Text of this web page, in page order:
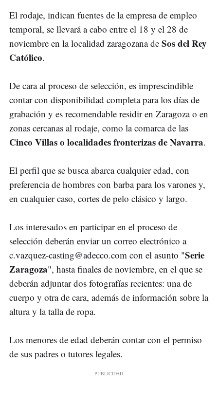
El rodaje, indican fuentes de la empresa de empleo
temporal, se llevará a cabo entre el 18 y el 28 de
noviembre en la localidad zaragozana de Sos del Rey
Católico.
De cara al proceso de selección, es imprescindible
contar con disponibilidad completa para los días de
grabación y es recomendable residir en Zaragoza o en
zonas cercanas al rodaje, como la comarca de las
Cinco Villas o localidades fronterizas de Navarra.
El perfil que se busca abarca cualquier edad, con
preferencia de hombres con barba para los varones y,
en cualquier caso, cortes de pelo clásico y largo.
Los interesados en participar en el proceso de
selección deberán enviar un correo electrónico a
c.vazquez-casting@adecco.com con el asunto "Serie
Zaragoza", hasta finales de noviembre, en el que se
deberán adjuntar dos fotografías recientes: una de
cuerpo y otra de cara, además de información sobre la
altura y la talla de ropa.
Los menores de edad deberán contar con el permiso
de sus padres o tutores legales.